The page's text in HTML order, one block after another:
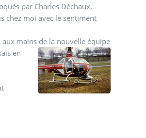
par Charles Déchaux,
chez moi avec le sentiment
mains de la nouvelle équipe
en